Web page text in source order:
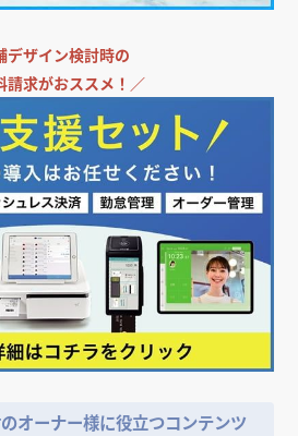
デザイン検討時の
請求がおススメ！／
オーナー様に役立つコンテンツ